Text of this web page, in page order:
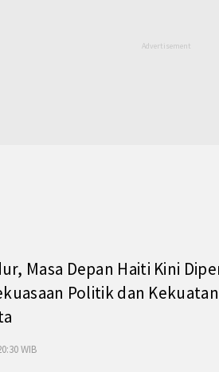
Masa Depan Haiti Kini
Politik dan
WIB